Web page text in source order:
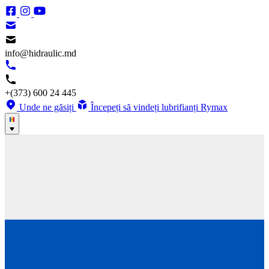
info@hidraulic.md
+(373) 600 24 445
Unde ne găsiți
Începeți să vindeți lubrifianți Rymax